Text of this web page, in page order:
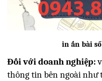
in ấn bài
Đối với doanh nghiệp:
thông tin bên ngoài như